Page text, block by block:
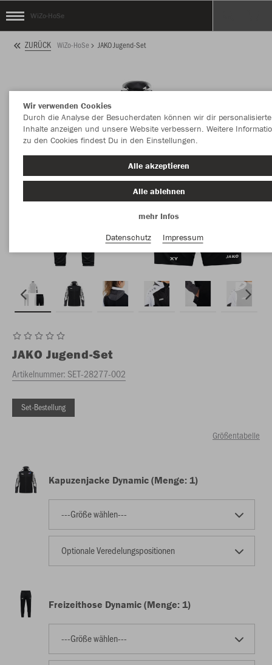
WiZo-HoSe
ZURÜCK WiZo-HoSe JAKO Jugend-Set
JAKO Jugend-Set
Artikelnummer:SET-28277-002
Set-Bestellung
Größentabelle
Kapuzenjacke Dynamic (Menge: 1)
---Größe wählen---
Optionale Veredelungspositionen
Freizeithose Dynamic (Menge: 1)
---Größe wählen---
Wir verwenden Cookies
Durch die Analyse der Besucherdaten können wir dir personalisierte
Inhalte anzeigen und unsere Website verbessern. Weitere
zu den Cookies findest Du in den Einstellungen.
Alle akzeptieren
Alle ablehnen
mehr Infos
Datenschutz
Impressum